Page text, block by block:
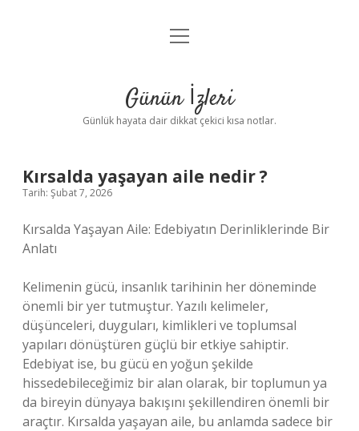
Anasayfa
Yasal Uyarı
menüyü
Günün İzleri
Günlük hayata dair dikkat çekici kısa notlar.
Kırsalda yaşayan aile nedir ?
Tarih: Şubat 7, 2026
Kırsalda Yaşayan Aile: Edebiyatın Derinliklerinde Bir
Anlatı
Kelimenin gücü, insanlık tarihinin her döneminde
önemli bir yer tutmuştur. Yazılı kelimeler,
düşünceleri, duyguları, kimlikleri ve toplumsal
yapıları dönüştüren güçlü bir etkiye sahiptir.
Edebiyat ise, bu gücü en yoğun şekilde
hissedebileceğimiz bir alan olarak, bir toplumun ya
da bireyin dünyaya bakışını şekillendiren önemli bir
araçtır. Kırsalda yaşayan aile, bu anlamda sadece bir